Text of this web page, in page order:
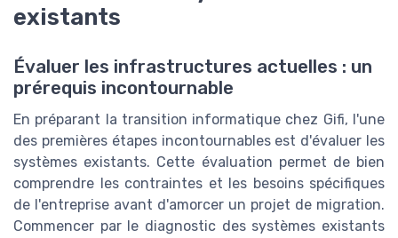
existants
Évaluer les infrastructures actuelles : un
prérequis incontournable
En préparant la transition informatique chez Gifi, l'une
des premières étapes incontournables est d'évaluer les
systèmes existants. Cette évaluation permet de bien
comprendre les contraintes et les besoins spécifiques
de l'entreprise avant d'amorcer un projet de migration.
Commencer par le diagnostic des systèmes existants